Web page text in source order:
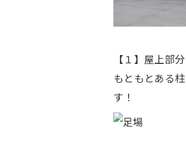
【１】屋上部
もともとある
す！